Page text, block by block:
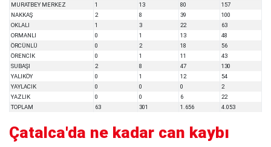
MURATBEY MERKEZ
1 13 80
157
NAKKAŞ
2 8 39
100
OKLALI
1 3 22
63
ORMANLI
0 1 13
48
ÖRCÜNLÜ
0 2 18
56
ÖRENCİK
0 1 11
43
SUBAŞI
2 8 47
130
YALIKÖY
0 1 12
54
YAYLACIK
0 0 0
2
YAZLIK
0 0 6
22
TOPLAM
63 301 1.656 4.053
Çatalca'da ne kadar can kaybı